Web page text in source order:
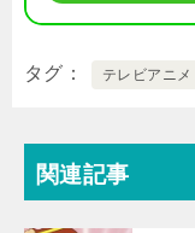
タグ テレビアニメ
関連記事